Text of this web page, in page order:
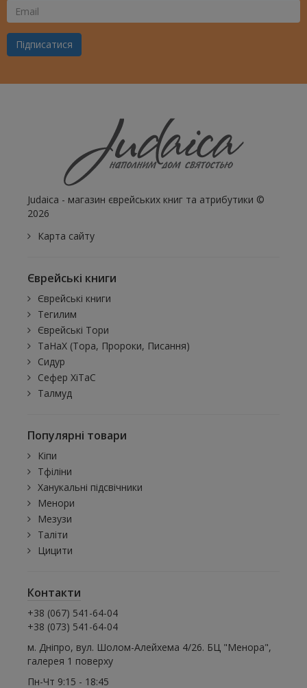
Ваш
Email
Підписатися
Judaica - магазин єврейських книг та атрибутики ©
2026
Карта сайту
Єврейські книги
Єврейські книги
Тегилим
Єврейські Тори
ТаНаХ (Тора, Пророки, Писання)
Сидур
Сефер ХіТаС
Талмуд
Популярні товари
Кіпи
Тфіліни
Ханукальні підсвічники
Менори
Мезузи
Таліти
Цицити
Контакти
+38 (067) 541-64-04
+38 (073) 541-64-04
м. Дніпро, вул. Шолом-Алейхема 4/26. БЦ "Менора",
галерея 1 поверху
Пн-Чт 9:15 - 18:45